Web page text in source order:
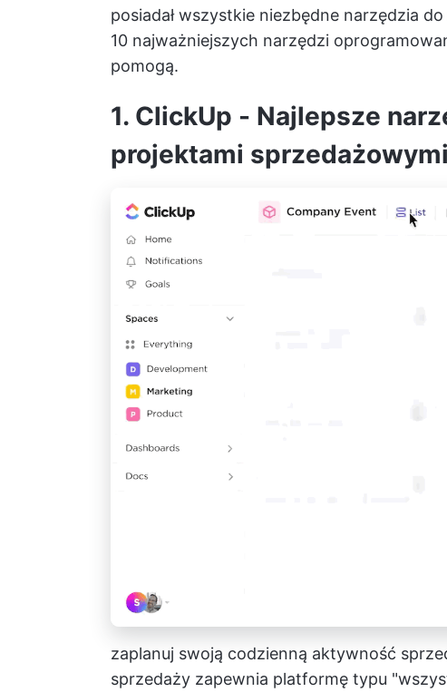
posiadał wszystkie niezbędne narzędzia
10 najważniejszych narzędzi
pomogą.
1. ClickUp - Najlepsze
projektami sprzedażowymi
zaplanuj swoją codzienną aktywność
sprzedaży zapewnia platformę typu